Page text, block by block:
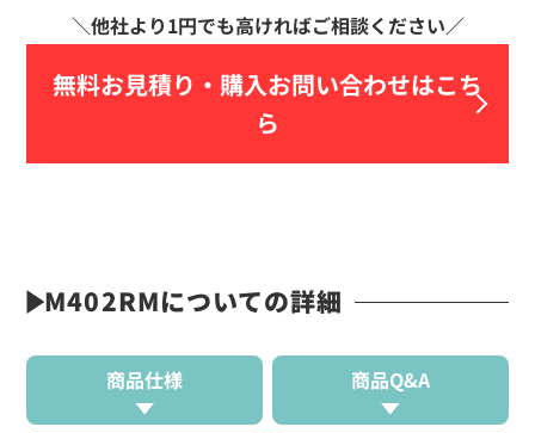
無料お見積り・ 購入お問い合わせはこち
ら
M402RMについての詳細
商品仕様 商品Q&A